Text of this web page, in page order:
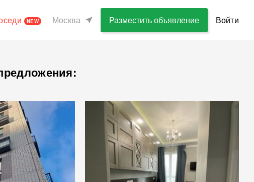
NEW Москва Разместить объявление Войти